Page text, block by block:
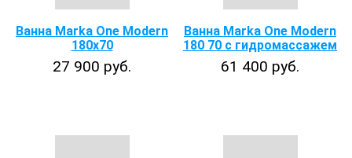
Ванна Marka One Modern
180x70
27 900 руб.
Ванна Marka One Modern
180 70 с гидромассажем
61 400 руб.